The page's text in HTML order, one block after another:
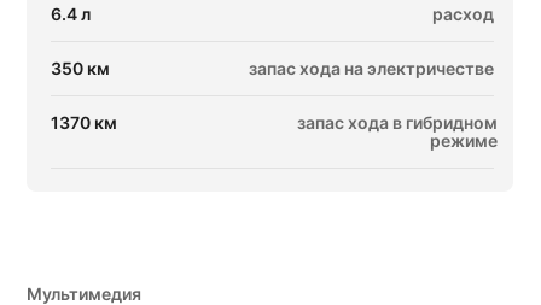
6.4 л расход
350 км запас хода на электричестве
1370 км
запас хода в гибридном
режиме
Мультимедия